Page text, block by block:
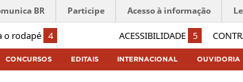
o rodapé 4 ACESSIBILIDADE 5
BR Participe Acesso à informação
CONCURSOS EDITAIS INTERNACIONAL OUVIDORIA